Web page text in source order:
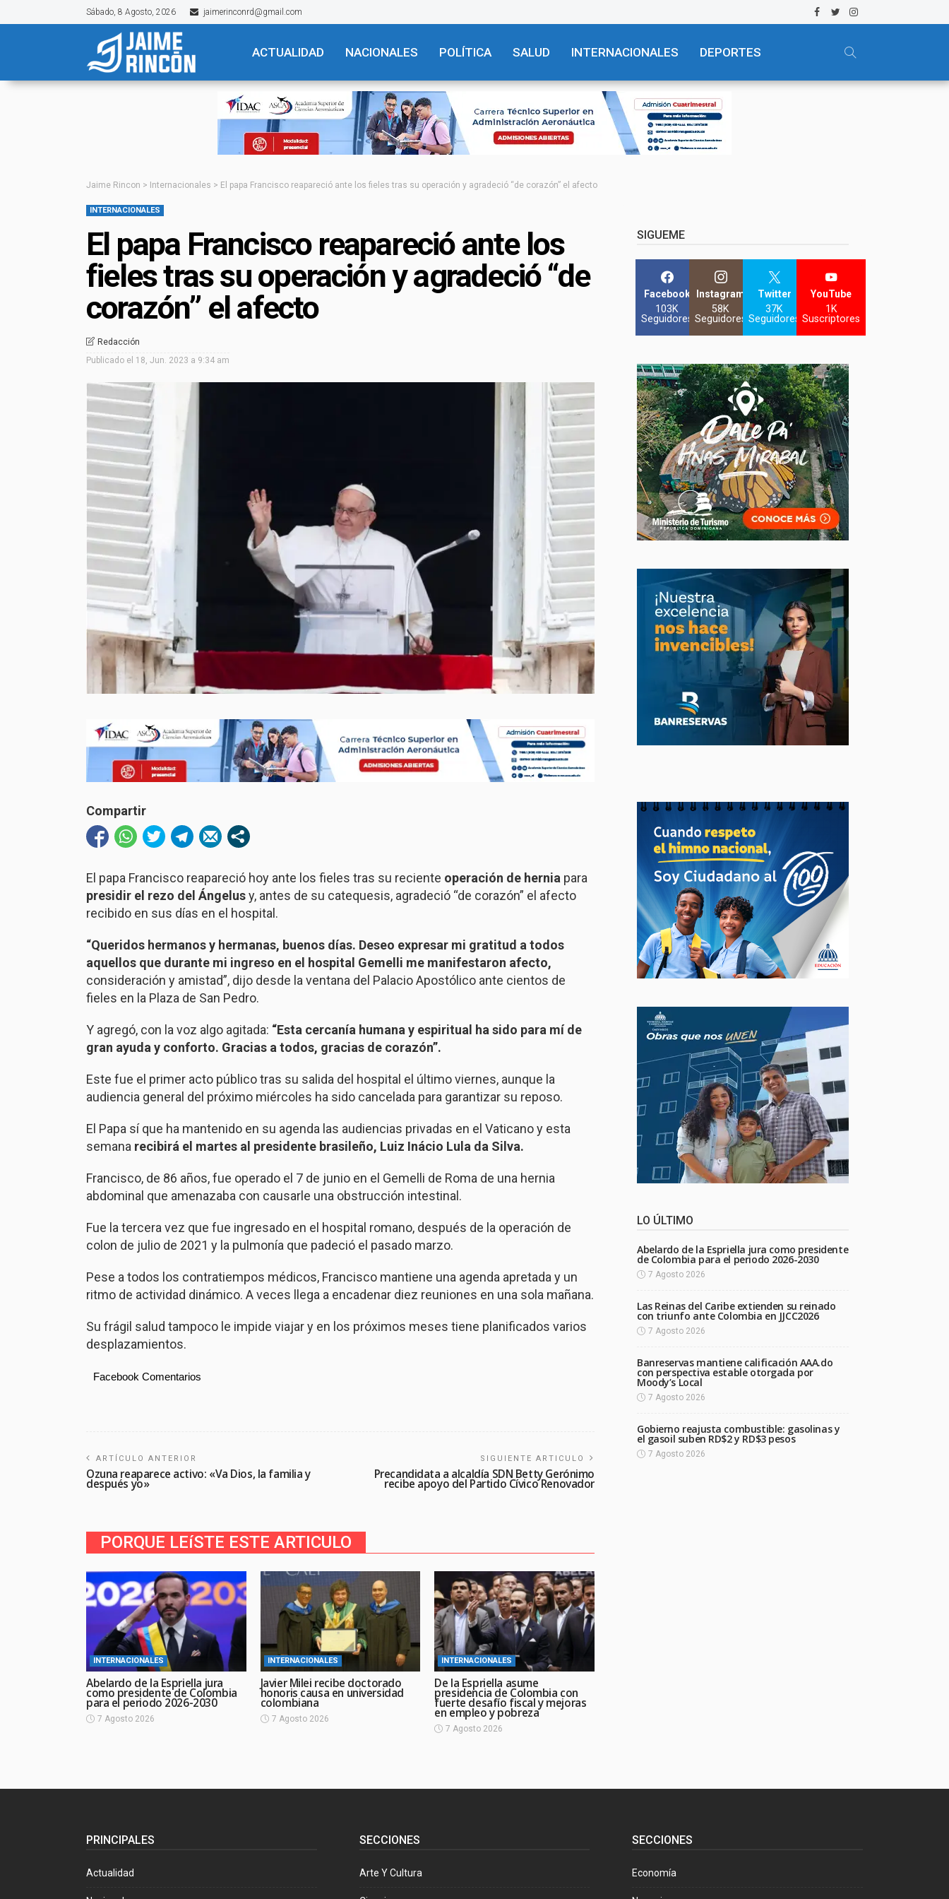
Sábado, 8 Agosto, 2026 jaimerinconrd@gmail.com
ACTUALIDAD NACIONALES POLÍTICA SALUD INTERNACIONALES DEPORTES
Jaime Rincon > Internacionales > El papa Francisco reapareció ante los fieles tras su operación y agradeció “de corazón” el afecto
INTERNACIONALES
El papa Francisco reapareció ante los
fieles tras su operación y agradeció “de
corazón” el afecto
Redacción
Publicado el 18, Jun. 2023 a 9:34 am
Compartir
El papa Francisco reapareció hoy ante los fieles tras su reciente operación de hernia para
presidir el rezo del Ángelusy, antes de su catequesis, agradeció “de corazón” el afecto
recibido en sus días en el hospital.
“Queridos hermanos y hermanas, buenos días. Deseo expresar mi gratitud a todos
aquellos que durante mi ingreso en el hospital Gemelli me manifestaron afecto,
consideración y amistad”, dijo desde la ventana del Palacio Apostólico ante cientos de
fieles en la Plaza de San Pedro.
Y agregó, con la voz algo agitada: “Esta cercanía humana y espiritual ha sido para mí de
gran ayuda y conforto. Gracias a todos, gracias de corazón”.
Este fue el primer acto público tras su salida del hospital el último viernes, aunque la
audiencia general del próximo miércoles ha sido cancelada para garantizar su reposo.
El Papa sí que ha mantenido en su agenda las audiencias privadas en el Vaticano y esta
semana recibirá el martes al presidente brasileño, Luiz Inácio Lula da Silva.
Francisco, de 86 años, fue operado el 7 de junio en el Gemelli de Roma de una hernia
abdominal que amenazaba con causarle una obstrucción intestinal.
Fue la tercera vez que fue ingresado en el hospital romano, después de la operación de
colon de julio de 2021 y la pulmonía que padeció el pasado marzo.
Pese a todos los contratiempos médicos, Francisco mantiene una agenda apretada y un
ritmo de actividad dinámico. A veces llega a encadenar diez reuniones en una sola mañana.
Su frágil salud tampoco le impide viajar y en los próximos meses tiene planificados varios
desplazamientos.
Facebook Comentarios
ARTÍCULO ANTERIOR
Ozuna reaparece activo: «Va Dios, la familia y
después yo»
SIGUIENTE ARTICULO
Precandidata a alcaldía SDN Betty Gerónimo
recibe apoyo del Partido Cívico Renovador
PORQUE LEíSTE ESTE ARTICULO
INTERNACIONALES
Abelardo de la Espriella jura
como presidente de Colombia
para el periodo 2026-2030
7 Agosto 2026
INTERNACIONALES
Javier Milei recibe doctorado
honoris causa en universidad
colombiana
7 Agosto 2026
INTERNACIONALES
De la Espriella asume
presidencia de Colombia con
fuerte desafío fiscal y mejoras
en empleo y pobreza
7 Agosto 2026
SIGUEME
Facebook
103K
Seguidores
Instagram
58K
Seguidores
Twitter
37K
Seguidores
YouTube
1K
Suscriptores
LO ÚLTIMO
Abelardo de la Espriella jura como presidente
de Colombia para el periodo 2026-2030
7 Agosto 2026
Las Reinas del Caribe extienden su reinado
con triunfo ante Colombia en JJCC2026
7 Agosto 2026
Banreservas mantiene calificación AAA.do
con perspectiva estable otorgada por
Moody’s Local
7 Agosto 2026
Gobierno reajusta combustible: gasolinas y
el gasoil suben RD$2 y RD$3 pesos
7 Agosto 2026
PRINCIPALES
Actualidad
SECCIONES
Arte Y Cultura
SECCIONES
Economía